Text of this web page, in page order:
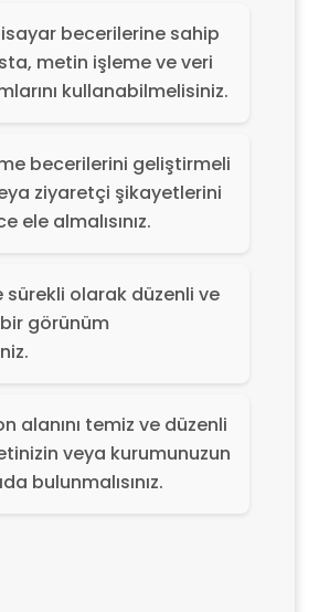
becerilerine sahip
metin işleme ve veri
kullanabilmelisiniz.
becerilerini geliştirmeli
ziyaretçi şikayetlerini
ele almalısınız.
sürekli olarak düzenli ve
görünüm
alanını temiz ve düzenli
veya kurumunuzun
bulunmalısınız.